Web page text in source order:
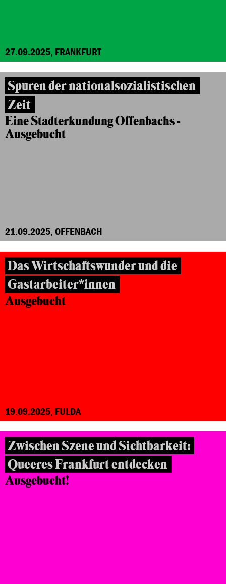
27.09.2025, FRANKFURT
Spuren der nationalsozialistischen
Zeit
Eine Stadterkundung Offenbachs -
Ausgebucht
21.09.2025, OFFENBACH
Das Wirtschaftswunder und die
Gastarbeiter*innen
Ausgebucht
19.09.2025, FULDA
Zwischen Szene und Sichtbarkeit:
Queeres Frankfurt entdecken
Ausgebucht!